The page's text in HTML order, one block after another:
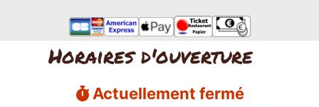
Horaires d'ouverture
Actuellement fermé